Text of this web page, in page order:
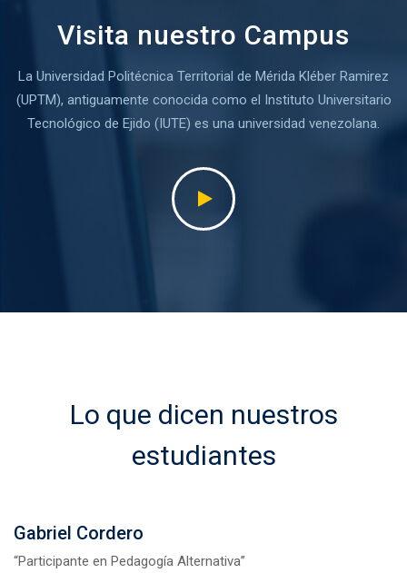
Visita nuestro Campus
La Universidad Politécnica Territorial de Mérida Kléber Ramirez
(UPTM), antiguamente conocida como el Instituto Universitario
Tecnológico de Ejido (IUTE) es una universidad venezolana.
Lo que dicen nuestros
estudiantes
David Montenegro
“Participante en Pedagogía Crítica”